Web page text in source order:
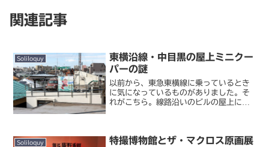
関連記事
Soliloquy
東横沿線・中目黒の屋上ミニクー
パーの謎
以前から、東急東横線に乗っているとき
に気になっているものがありました。そ
れがこちら。線路沿いのビルの屋上に赤
中間地点で進行方向左手（...
Soliloquy 特撮博物館とザ・マクロス原画展